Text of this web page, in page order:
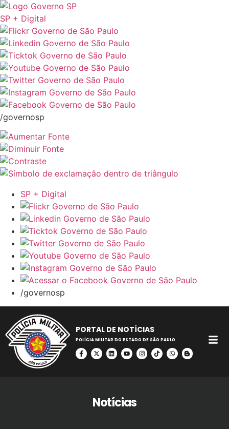
SP + Digital
/governosp
SP + Digital
/governosp
PORTAL DE NOTÍCIAS
POLÍCIA MILITAR DO ESTADO DE SÃO PAULO
Notícias